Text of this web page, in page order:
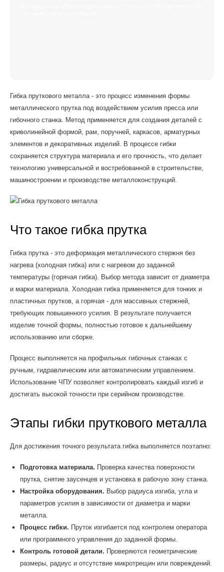
Гибка пруткового металла - это процесс изменения формы
металлического прутка под воздействием усилия пресса или
гибочного станка. Метод применяется для создания деталей с
криволинейной формой, рам, поручней, каркасов, арматурных
элементов и декоративных изделий. В процессе гибки
сохраняется структура материала и его прочность, что делает
технологию универсальной и востребованной в строительстве,
машиностроении и производстве металлоконструкций.
Что такое гибка прутка
Гибка прутка - это деформация металлического стержня без
нагрева (холодная гибка) или с нагревом до заданной
температуры (горячая гибка). Выбор метода зависит от диаметра
и марки материала. Холодная гибка применяется для тонких и
пластичных прутков, а горячая - для массивных стержней,
требующих повышенного усилия. В результате получается
изделие точной формы, полностью готовое к дальнейшему
использованию или сборке.
Процесс выполняется на профильных гибочных станках с
ручным, гидравлическим или автоматическим управлением.
Использование ЧПУ позволяет контролировать каждый изгиб и
достигать высокой точности при серийном производстве.
Этапы гибки пруткового металла
Для достижения точного результата гибка выполняется поэтапно:
Подготовка материала. Проверка качества поверхности
прутка, снятие заусенцев и установка в рабочую зону станка.
Настройка оборудования. Выбор радиуса изгиба, угла и
параметров усилия в зависимости от диаметра и марки
металла.
Процесс гибки. Пруток изгибается под контролем оператора
или программного управления до заданной формы.
Контроль готовой детали. Проверяются геометрические
размеры, радиус и отсутствие микротрещин или повреждений.